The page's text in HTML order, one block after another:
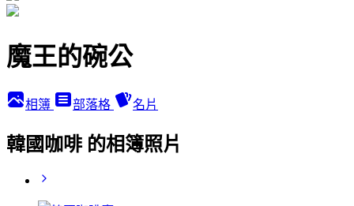
魔王的碗公
相簿 部落格 名片
韓國咖啡 的相簿照片